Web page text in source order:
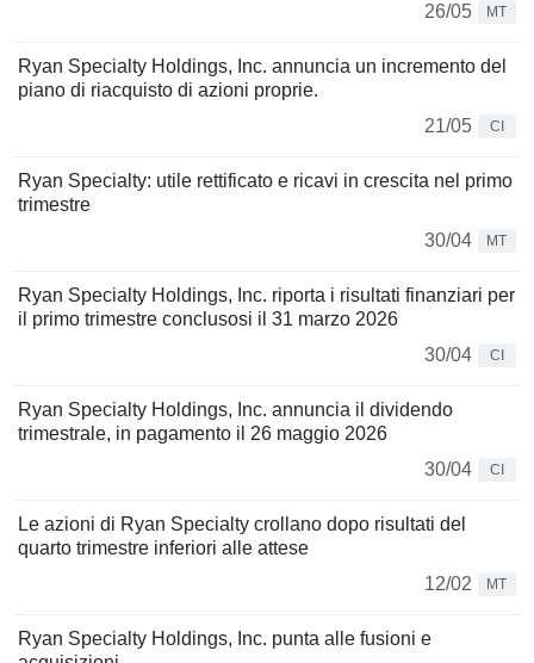
26/05
MT
Ryan Specialty Holdings, Inc. annuncia un incremento del
piano di riacquisto di azioni proprie.
21/05
CI
Ryan Specialty: utile rettificato e ricavi in crescita nel primo
trimestre
30/04
MT
Ryan Specialty Holdings, Inc. riporta i risultati finanziari per
il primo trimestre conclusosi il 31 marzo 2026
30/04
CI
Ryan Specialty Holdings, Inc. annuncia il dividendo
trimestrale, in pagamento il 26 maggio 2026
30/04
CI
Le azioni di Ryan Specialty crollano dopo risultati del
quarto trimestre inferiori alle attese
12/02
MT
Ryan Specialty Holdings, Inc. punta alle fusioni e